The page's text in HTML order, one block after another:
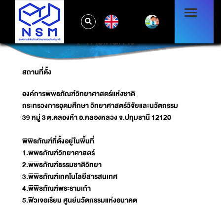
การเดินทาง
สถานที่ตั้ง
องค์การพิพิธภัณฑ์วิทยาศาสตร์แห่งชาติ
กระทรวงการอุดมศึกษา วิทยาศาสตร์วิจัยและนวัตกรรม
39 หมู่ 3ต.คลองห้าอ.คลองหลวงจ.ปทุมธานี 12120
พิพิธภัณฑ์ที่ตั้งอยู่ในพื้นที่
1.พิพิธภัณฑ์วิทยาศาสตร์
2.พิพิธภัณฑ์ธรรมชาติวิทยา
3.พิพิธภัณฑ์เทคโนโลยีสารสนเทศ
4.พิพิธภัณฑ์พระรามเก้า
5.ฟิวเจอเรียม ศูนย์นวัตกรรมแห่งอนาคต